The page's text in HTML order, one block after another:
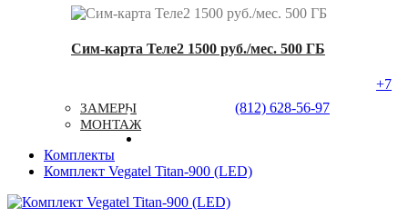
Сим-карта Теле2 1500 руб./мес. 500 ГБ
ЗАМЕРЫ
МОНТАЖ
+7
(812) 628-56-97
Комплекты
Комплект Vegatel Titan-900 (LED)